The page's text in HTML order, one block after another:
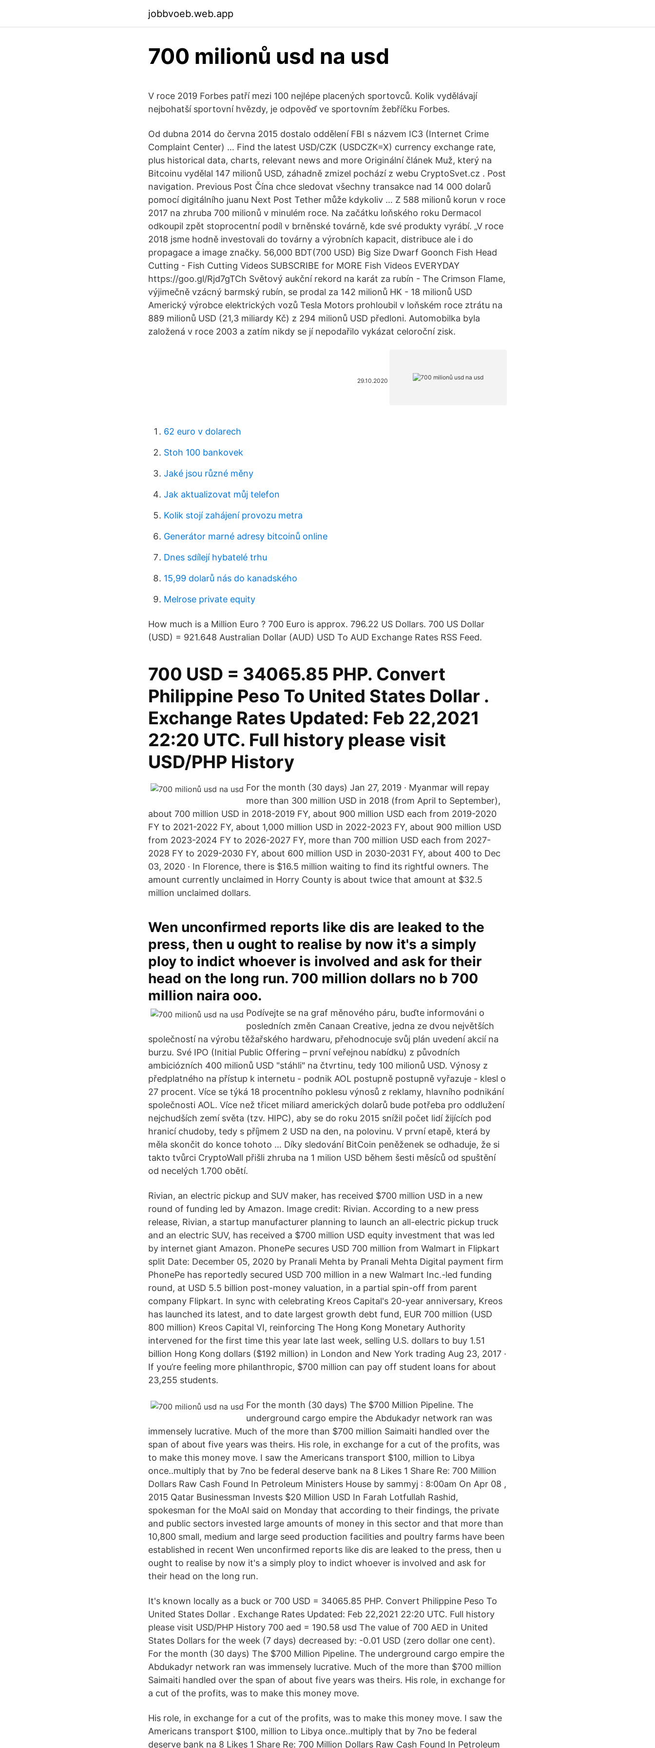
jobbvoeb.web.app
700 milionů usd na usd
V roce 2019 Forbes patří mezi 100 nejlépe placených sportovců. Kolik vydělávají
nejbohatší sportovní hvězdy, je odpověď ve sportovním žebříčku Forbes.
Od dubna 2014 do června 2015 dostalo oddělení FBI s názvem IC3 (Internet Crime
Complaint Center) … Find the latest USD/CZK (USDCZK=X) currency exchange rate,
plus historical data, charts, relevant news and more Originální článek Muž, který na
Bitcoinu vydělal 147 milionů USD, záhadně zmizel pochází z webu CryptoSvet.cz . Post
navigation. Previous Post Čína chce sledovat všechny transakce nad 14 000 dolarů
pomocí digitálního juanu Next Post Tether může kdykoliv … Z 588 milionů korun v roce
2017 na zhruba 700 milionů v minulém roce. Na začátku loňského roku Dermacol
odkoupil zpět stoprocentní podíl v brněnské továrně, kde své produkty vyrábí. „V roce
2018 jsme hodně investovali do továrny a výrobních kapacit, distribuce ale i do
propagace a image značky. 56,000 BDT(700 USD) Big Size Dwarf Goonch Fish Head
Cutting - Fish Cutting Videos SUBSCRIBE for MORE Fish Videos EVERYDAY
https://goo.gl/Rjd7gTCh Světový aukční rekord na karát za rubín - The Crimson Flame,
výjimečně vzácný barmský rubín, se prodal za 142 milionů HK - 18 milionů USD
Americký výrobce elektrických vozů Tesla Motors prohloubil v loňském roce ztrátu na
889 milionů USD (21,3 miliardy Kč) z 294 milionů USD předloni. Automobilka byla
založená v roce 2003 a zatím nikdy se jí nepodařilo vykázat celoroční zisk.
29.10.2020
62 euro v dolarech
Stoh 100 bankovek
Jaké jsou různé měny
Jak aktualizovat můj telefon
Kolik stojí zahájení provozu metra
Generátor marné adresy bitcoinů online
Dnes sdílejí hybatelé trhu
15,99 dolarů nás do kanadského
Melrose private equity
How much is a Million Euro ? 700 Euro is approx. 796.22 US Dollars. 700 US Dollar
(USD) = 921.648 Australian Dollar (AUD) USD To AUD Exchange Rates RSS Feed.
700 USD = 34065.85 PHP. Convert
Philippine Peso To United States Dollar .
Exchange Rates Updated: Feb 22,2021
22:20 UTC. Full history please visit
USD/PHP History
For the month (30 days) Jan 27, 2019 · Myanmar will repay
more than 300 million USD in 2018 (from April to September),
about 700 million USD in 2018-2019 FY, about 900 million USD each from 2019-2020
FY to 2021-2022 FY, about 1,000 million USD in 2022-2023 FY, about 900 million USD
from 2023-2024 FY to 2026-2027 FY, more than 700 million USD each from 2027-
2028 FY to 2029-2030 FY, about 600 million USD in 2030-2031 FY, about 400 to Dec
03, 2020 · In Florence, there is $16.5 million waiting to find its rightful owners. The
amount currently unclaimed in Horry County is about twice that amount at $32.5
million unclaimed dollars.
Wen unconfirmed reports like dis are leaked to the
press, then u ought to realise by now it's a simply
ploy to indict whoever is involved and ask for their
head on the long run. 700 million dollars no b 700
million naira ooo.
Podívejte se na graf měnového páru, buďte informováni o
posledních změn Canaan Creative, jedna ze dvou největších
společností na výrobu těžařského hardwaru, přehodnocuje svůj plán uvedení akcií na
burzu. Své IPO (Initial Public Offering – první veřejnou nabídku) z původních
ambiciózních 400 milionů USD "stáhli" na čtvrtinu, tedy 100 milionů USD. Výnosy z
předplatného na přístup k internetu - podnik AOL postupně postupně vyřazuje - klesl o
27 procent. Více se týká 18 procentního poklesu výnosů z reklamy, hlavního podnikání
společnosti AOL. Více než třicet miliard amerických dolarů bude potřeba pro oddlužení
nejchudších zemí světa (tzv. HIPC), aby se do roku 2015 snížil počet lidí žijících pod
hranicí chudoby, tedy s příjmem 2 USD na den, na polovinu. V první etapě, která by
měla skončit do konce tohoto … Díky sledování BitCoin peněženek se odhaduje, že si
takto tvůrci CryptoWall přišli zhruba na 1 milion USD během šesti měsíců od spuštění
od necelých 1.700 obětí.
Rivian, an electric pickup and SUV maker, has received $700 million USD in a new
round of funding led by Amazon. Image credit: Rivian. According to a new press
release, Rivian, a startup manufacturer planning to launch an all-electric pickup truck
and an electric SUV, has received a $700 million USD equity investment that was led
by internet giant Amazon. PhonePe secures USD 700 million from Walmart in Flipkart
split Date: December 05, 2020 by Pranali Mehta by Pranali Mehta Digital payment firm
PhonePe has reportedly secured USD 700 million in a new Walmart Inc.-led funding
round, at USD 5.5 billion post-money valuation, in a partial spin-off from parent
company Flipkart. In sync with celebrating Kreos Capital's 20-year anniversary, Kreos
has launched its latest, and to date largest growth debt fund, EUR 700 million (USD
800 million) Kreos Capital VI, reinforcing The Hong Kong Monetary Authority
intervened for the first time this year late last week, selling U.S. dollars to buy 1.51
billion Hong Kong dollars ($192 million) in London and New York trading Aug 23, 2017 ·
If you’re feeling more philanthropic, $700 million can pay off student loans for about
23,255 students.
For the month (30 days) The $700 Million Pipeline. The
underground cargo empire the Abdukadyr network ran was
immensely lucrative. Much of the more than $700 million Saimaiti handled over the
span of about five years was theirs. His role, in exchange for a cut of the profits, was
to make this money move. I saw the Americans transport $100, million to Libya
once..multiply that by 7no be federal deserve bank na 8 Likes 1 Share Re: 700 Million
Dollars Raw Cash Found In Petroleum Ministers House by sammyj : 8:00am On Apr 08 ,
2015 Qatar Businessman Invests $20 Million USD In Farah Lotfullah Rashid,
spokesman for the MoAI said on Monday that according to their findings, the private
and public sectors invested large amounts of money in this sector and that more than
10,800 small, medium and large seed production facilities and poultry farms have been
established in recent Wen unconfirmed reports like dis are leaked to the press, then u
ought to realise by now it's a simply ploy to indict whoever is involved and ask for
their head on the long run.
It's known locally as a buck or 700 USD = 34065.85 PHP. Convert Philippine Peso To
United States Dollar . Exchange Rates Updated: Feb 22,2021 22:20 UTC. Full history
please visit USD/PHP History 700 aed = 190.58 usd The value of 700 AED in United
States Dollars for the week (7 days) decreased by: -0.01 USD (zero dollar one cent).
For the month (30 days) The $700 Million Pipeline. The underground cargo empire the
Abdukadyr network ran was immensely lucrative. Much of the more than $700 million
Saimaiti handled over the span of about five years was theirs. His role, in exchange for
a cut of the profits, was to make this money move.
His role, in exchange for a cut of the profits, was to make this money move. I saw the
Americans transport $100, million to Libya once..multiply that by 7no be federal
deserve bank na 8 Likes 1 Share Re: 700 Million Dollars Raw Cash Found In Petroleum